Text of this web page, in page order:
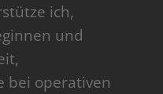
ich,
und
bei operativen